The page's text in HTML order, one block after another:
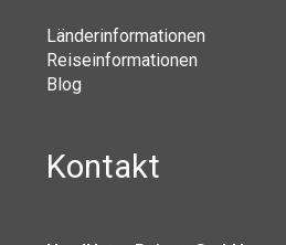
Länderinformationen
Reiseinformationen
Blog
Kontakt